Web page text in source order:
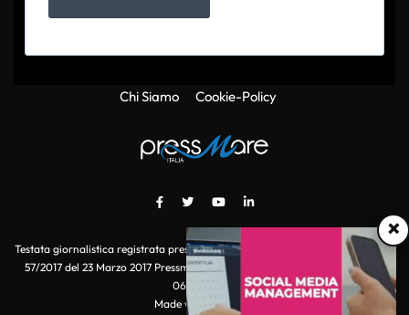
×
Chi Siamo Cookie-Policy
Testata giornalistica registrata presso il Tribunale di Roma con autorizzazione
57/2017 del 23 Marzo 2017 Pressmare.it è un marchio di S.P.E.N. Srl - P.IVA
06511641000
Made with
by POI